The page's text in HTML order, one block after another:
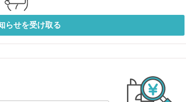
らせを受け取る